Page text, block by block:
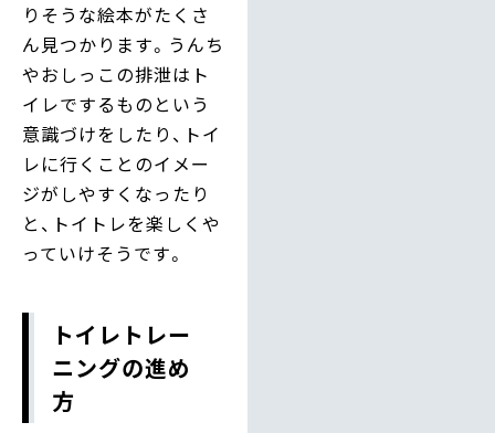
りそうな絵本がたくさ
ん見つかります。うんち
やおしっこの排泄はト
イレでするものという
意識づけをしたり、トイ
レに行くことのイメー
ジがしやすくなったり
と、トイトレを楽しくや
っていけそうです。
トイレトレー
ニングの進め
方